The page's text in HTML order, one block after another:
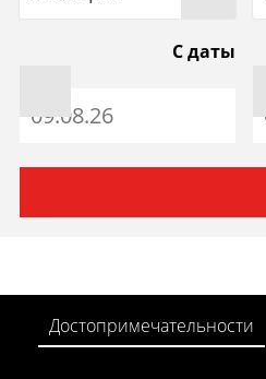
С даты
Достопримечательности